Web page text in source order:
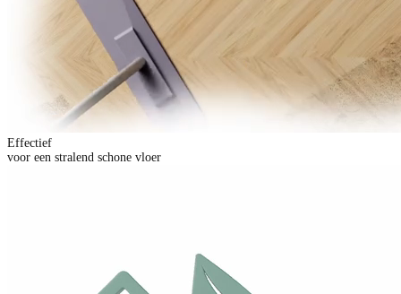
Effectief
voor een stralend schone vloer